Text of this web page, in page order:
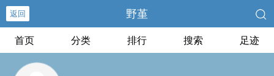
返回 野堇
首页 分类 排行 搜索 足迹